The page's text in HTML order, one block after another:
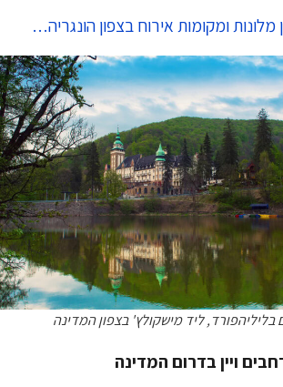
ומקומות אירוח בצפון הונגריה…
ליד מישקולץ' בצפון המדינה